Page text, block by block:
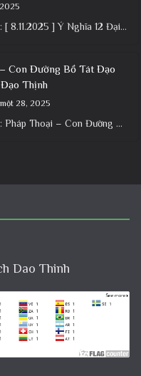
+ Pháp thoại: [ 8.11.2025 ] Ý Nghĩa 12 Đại Nguyện Của Bồ Tát Quán Âm – Vía 19/9 Â.L│Thầy
Con Đường Bồ Tát Đạo
Thịnh
28, 2025
+ Pháp thoại: Pháp Thoại – Con Đường Bồ Tát Đạo │TT. Thích Đạo Thịnh + Album: Pháp Thoại +
Dao Thinh